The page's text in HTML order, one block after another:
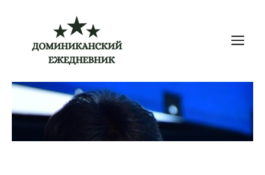
содержимому